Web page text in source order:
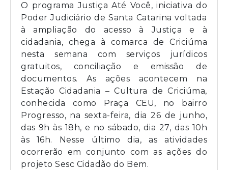
O programa Justiça Até Você, iniciativa do
Poder Judiciário de Santa Catarina voltada
à ampliação do acesso à Justiça e à
cidadania, chega à comarca de Criciúma
nesta semana com serviços jurídicos
gratuitos, conciliação e emissão de
documentos. As ações acontecem na
Estação Cidadania – Cultura de Criciúma,
conhecida como Praça CEU, no bairro
Progresso, na sexta-feira, dia 26 de junho,
das 9h às 18h, e no sábado, dia 27, das 10h
às 16h. Nesse último dia, as atividades
ocorrerão em conjunto com as ações do
projeto Sesc Cidadão do Bem.